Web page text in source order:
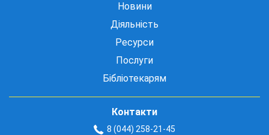
Новини
Діяльність
Ресурси
Послуги
Бібліотекарям
Контакти
8 (044) 258-21-45